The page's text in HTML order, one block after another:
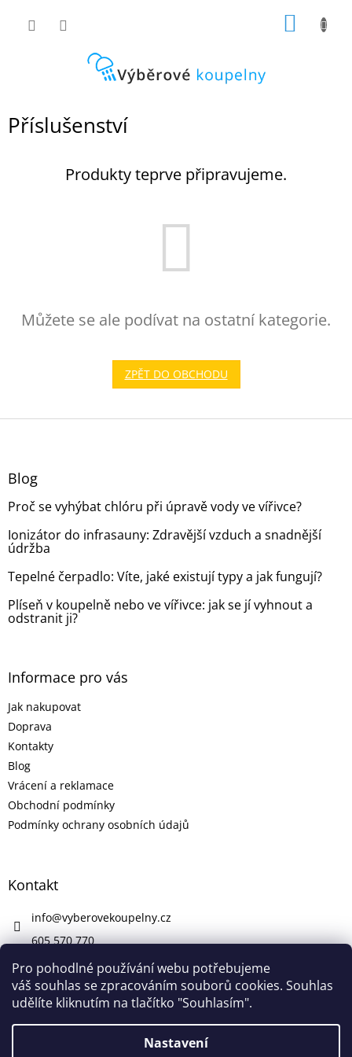
Pro pohodlné používání webu potřebujeme
váš souhlas se zpracováním souborů cookies. Souhlas
udělíte kliknutím na tlačítko "Souhlasím".
Nastavení
Příslušenství
Produkty teprve připravujeme.
Můžete se ale podívat na ostatní kategorie.
ZPĚT DO OBCHODU
Z
Blog
Proč se vyhýbat chlóru při úpravě vody ve vířivce?
Ionizátor do infrasauny: Zdravější vzduch a snadnější
údržba
Tepelné čerpadlo: Víte, jaké existují typy a jak fungují?
Plíseň v koupelně nebo ve vířivce: jak se jí vyhnout a
odstranit ji?
Informace pro vás
Jak nakupovat
Doprava
Kontakty
Blog
Vrácení a reklamace
Obchodní podmínky
Podmínky ochrany osobních údajů
Kontakt
info@vyberovekoupelny.cz
605 570 770
https://www.facebook.com/vyberovekoupelny/